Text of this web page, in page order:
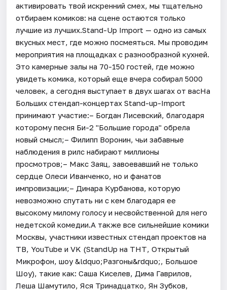
активировать твой искренний смех, мы тщательно
отбираем комиков: на сцене остаются только
лучшие из лучших.Stand-Up Import — одно из самых
вкусных мест, где можно посмеяться. Мы проводим
мероприятия на площадках с разнообразной кухней.
Это камерные залы на 70-150 гостей, где можно
увидеть комика, который еще вчера собирал 5000
человек, а сегодня выступает в двух шагах от васНа
Больших стендап-концертах Stand-up-Import
принимают участие:– Богдан Лисевский, благодаря
которому песня Би-2 "Большие города" обрела
новый смысл;– Филипп Воронин, чьи забавные
наблюдения в рилс набирают миллионы
просмотров;– Макс Заяц, завоевавший не только
сердце Олеси Иванченко, но и фанатов
импровизации;– Динара Курбанова, которую
невозможно спутать ни с кем благодаря ее
высокому милому голосу и несвойственной для него
недетской комедии.А также все сильнейшие комики
Москвы, участники известных стендап проектов на
ТВ, YouTube и VK (StandUp на ТНТ, Открытый
Микрофон, шоу &ldquo;Разгоны&rdquo;, Большое
Шоу), такие как: Саша Киселев, Дима Гаврилов,
Леша Шамутило, Яся Тринадцатко, Ян Зубков,